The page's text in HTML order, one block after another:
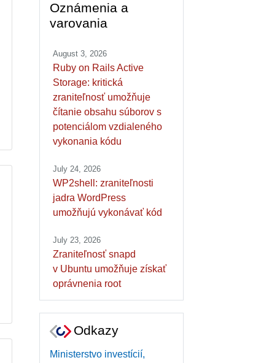
Oznámenia a
varovania
August 3, 2026
Ruby on Rails Active
Storage: kritická
zraniteľnosť umožňuje
čítanie obsahu súborov s
potenciálom vzdialeného
vykonania kódu
July 24, 2026
WP2shell: zraniteľnosti
jadra WordPress
umožňujú vykonávať kód
July 23, 2026
Zraniteľnosť snapd
v Ubuntu umožňuje získať
oprávnenia root
Odkazy
Ministerstvo investícií,